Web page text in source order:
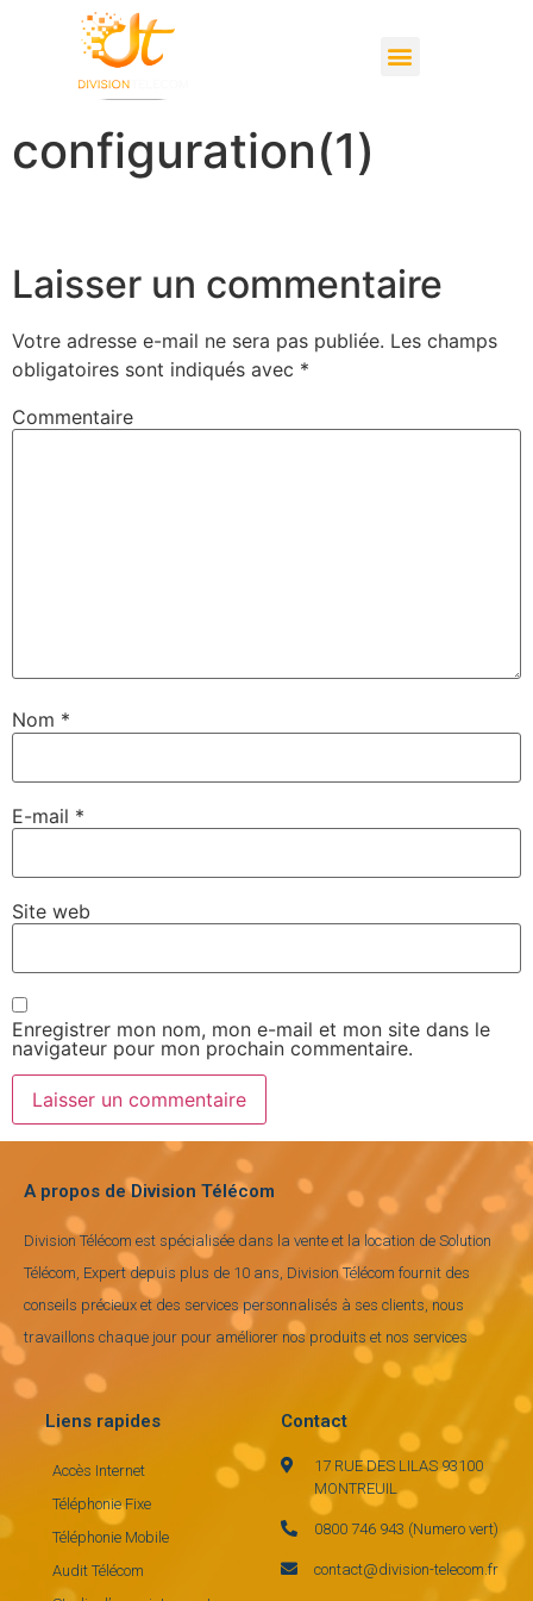
configuration(1)
Laisser un commentaire
Votre adresse e-mail ne sera pas publiée. Les champs
obligatoires sont indiqués avec *
Commentaire
Nom *
E-mail *
Site web
Enregistrer mon nom, mon e-mail et mon site dans le
navigateur pour mon prochain commentaire.
A propos de Division Télécom
Division Télécom est spécialisée dans la vente et la location de Solution
Télécom, Expert depuis plus de 10 ans, Division Télécom fournit des
conseils précieux et des services personnalisés à ses clients, nous
travaillons chaque jour pour améliorer nos produits et nos services
Liens rapides
Accès Internet
Téléphonie Fixe
Téléphonie Mobile
Audit Télécom
Contact
17 RUE DES LILAS 93100
MONTREUIL
0800 746 943 (Numero vert)
contact@division-telecom.fr